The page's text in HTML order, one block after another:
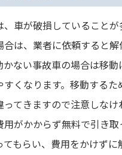
車が破損していること
合は、業者に依頼すると
かない事故車の場合は移
すくなります。移動する
ってきますので注意しな
用がかからず無料で引き
もらい、費用をかけずに